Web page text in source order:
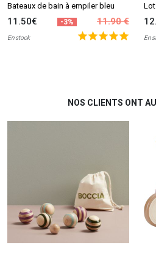
Bateaux de bain à empiler bleu
11.50€ -3% 11.90 €
En stock En
NOS CLIENTS ONT